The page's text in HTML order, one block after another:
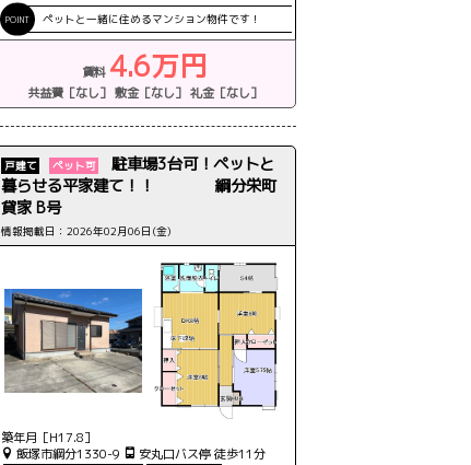
コンビニ 850ｍ 徒歩11分
ペットと一緒に住めるマンション物件です！
賃料 4.6万円
共益費［なし］ 敷金［なし］ 礼金［なし］
戸建て ペット可
駐車場3台可！ペットと
暮らせる平家建て！！ 綱分栄町
貸家 B号
情報掲載日：2026年02月06日(金)
築年月［H17.8］
飯塚市綱分1330-9
安丸口バス停 徒歩11分